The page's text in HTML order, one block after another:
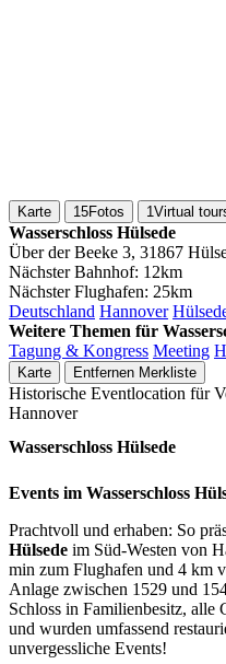
Karte 15Fotos 1Virtual
Wasserschloss Hülsede
Über der Beeke 3, 31867
Nächster Bahnhof: 12km
Nächster Flughafen: 25km
Deutschland Hannover
Weitere Themen für
Tagung & Kongress Meeting
Karte Entfernen Merkliste
Historische Eventlocation für
Hannover
Wasserschloss Hülsede
Events im Wasserschloss
Prachtvoll und erhaben: So
Hülsede im Süd-Westen von
min zum Flughafen und 4 km
Anlage zwischen 1529 und
Schloss in Familienbesitz, alle
und wurden umfassend
unvergessliche Events!